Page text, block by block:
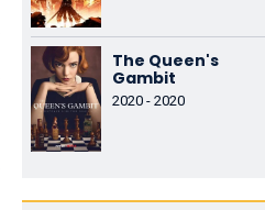
The Queen's
Gambit
2020 - 2020